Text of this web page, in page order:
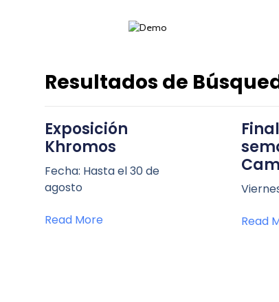
Resultados de
Exposición
Khromos
Fecha: Hasta el 30 de
agosto
Read More Read